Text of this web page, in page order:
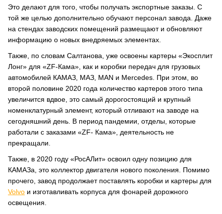
Это делают для того, чтобы получать экспортные заказы. С
той же целью дополнительно обучают персонал завода. Даже
на стендах заводских помещений размещают и обновляют
информацию о новых внедряемых элементах.
Также, по словам Салтанова, уже освоены картеры «Экосплит
Лонг» для «ZF-Кама», как и коробки передач для грузовых
автомобилей КАМАЗ, МАЗ, MAN и Mercedes. При этом, во
второй половине 2020 года количество картеров этого типа
увеличится вдвое, это самый дорогостоящий и крупный
номенклатурный элемент, который отливают на заводе на
сегодняшний день. В период пандемии, отделы, которые
работали с заказами «ZF- Кама», деятельность не
прекращали.
Также, в 2020 году «РосАЛит» освоил одну позицию для
КАМАЗа, это коллектор двигателя нового поколения. Помимо
прочего, завод продолжает поставлять коробки и картеры для
Volvo и изготавливать корпуса для фонарей дорожного
освещения.